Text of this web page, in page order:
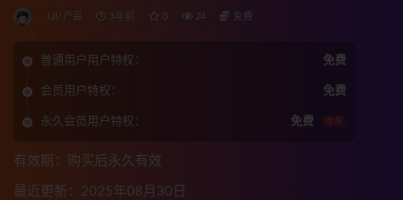
UI/产品 3年前 0 24 免费
普通用户用户特权： 免费
会员用户特权： 免费
永久会员用户特权： 免费 推荐
有效期：购买后永久有效
最近更新：2025年08月30日